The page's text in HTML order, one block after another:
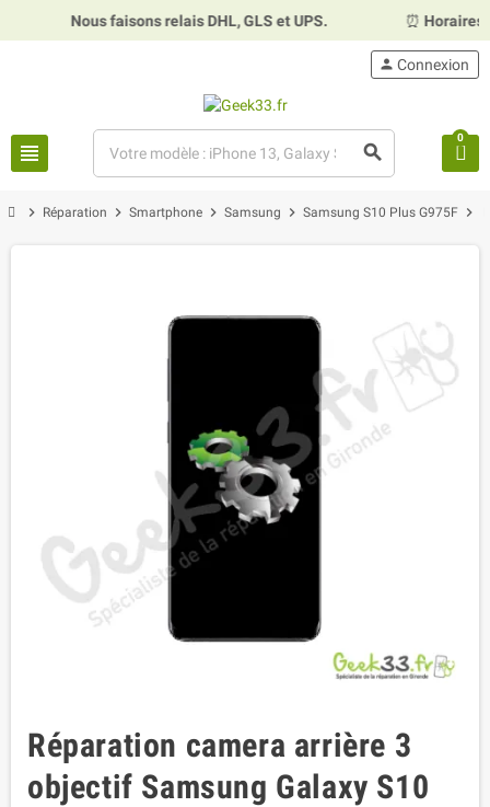
Nous faisons relais DHL, GLS et UPS. Horaires :Mardi,
view_headline search
person Connexion
0
chevron_right Réparation chevron_right Smartphone chevron_right Samsung chevron_right Samsung S10 Plus G975F chevron_right
Réparation camera arrière 3
objectif Samsung Galaxy S10